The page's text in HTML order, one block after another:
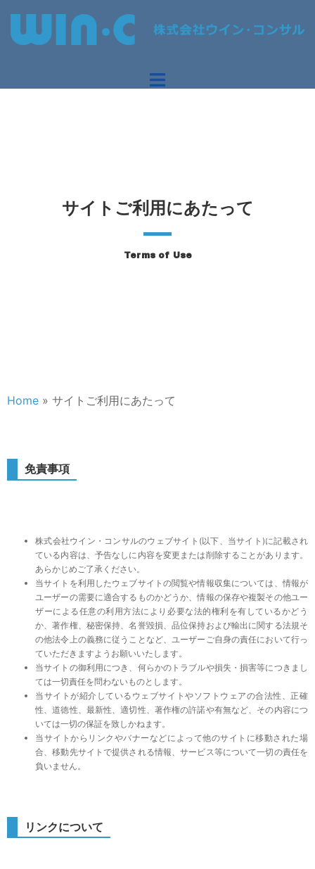
サイトご利用にあたって
Terms of Use
Home » サイトご利用にあたって
免責事項
株式会社ウイン・コンサルのウェブサイト(以下、当サイト)に記載され
ている内容は、予告なしに内容を変更または削除することがあります。
あらかじめご了承ください。
当サイトを利用したウェブサイトの閲覧や情報収集については、情報が
ユーザーの需要に適合するものかどうか、情報の保存や複製その他ユー
ザーによる任意の利用方法により必要な法的権利を有しているかどう
か、著作権、秘密保持、名誉毀損、品位保持および輸出に関する法規そ
の他法令上の義務に従うことなど、ユーザーご自身の責任において行っ
ていただきますようお願いいたします。
当サイトの御利用につき、何らかのトラブルや損失・損害等につきまし
ては一切責任を問わないものとします。
当サイトが紹介しているウェブサイトやソフトウェアの合法性、正確
性、道徳性、最新性、適切性、著作権の許諾や有無など、その内容につ
いては一切の保証を致しかねます。
当サイトからリンクやバナーなどによって他のサイトに移動された場
合、移動先サイトで提供される情報、サービス等について一切の責任を
負いません。
リンクについて